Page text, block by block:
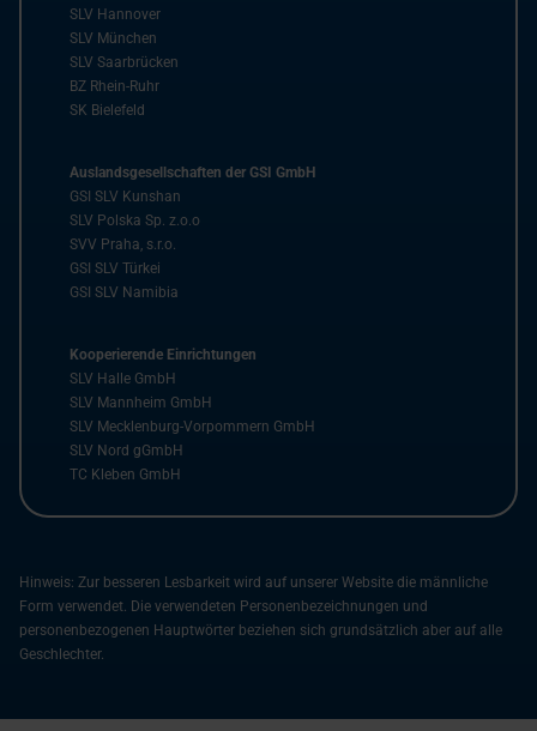
SLV Hannover
SLV München
SLV Saarbrücken
BZ Rhein-Ruhr
SK Bielefeld
Auslandsgesellschaften der GSI GmbH
GSI SLV Kunshan
SLV Polska Sp. z.o.o
SVV Praha, s.r.o.
GSI SLV Türkei
GSI SLV Namibia
Kooperierende Einrichtungen
SLV Halle GmbH
SLV Mannheim GmbH
SLV Mecklenburg-Vorpommern GmbH
SLV Nord gGmbH
TC Kleben GmbH
Hinweis: Zur besseren Lesbarkeit wird auf unserer Website die männliche
Form verwendet. Die verwendeten Personenbezeichnungen und
personenbezogenen Hauptwörter beziehen sich grundsätzlich aber auf alle
Geschlechter.